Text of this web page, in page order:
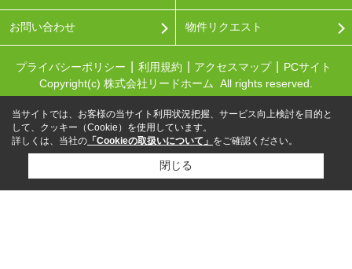
お問い合わせ 物件リクエスト
プライバシーポリシー 利用規約 アクセスマップ
PCサイト
Copyright(c) 株式会社リードホーム All rights reserved.
当サイトでは、お客様の当サイト利用状況把握、サービス向上検討を目的と
して、クッキー（Cookie）を使用しています。
詳しくは、当社の 「Cookieの取扱いについて」 をご確認ください。
閉じる